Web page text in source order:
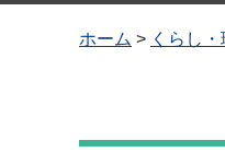
ホーム > くらし・